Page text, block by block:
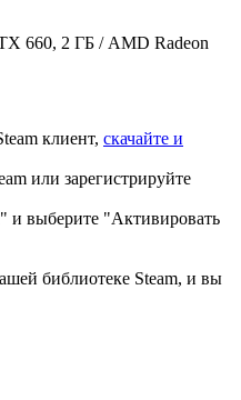
660, 2 ГБ / AMD Radeon
клиент, скачайте и
или зарегистрируйте
и выберите "Активировать
библиотеке Steam, и вы